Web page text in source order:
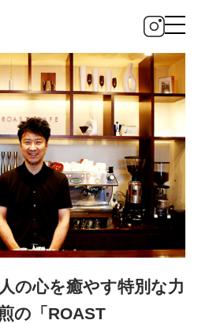
の心を癒やす特別な力
の「ROAST